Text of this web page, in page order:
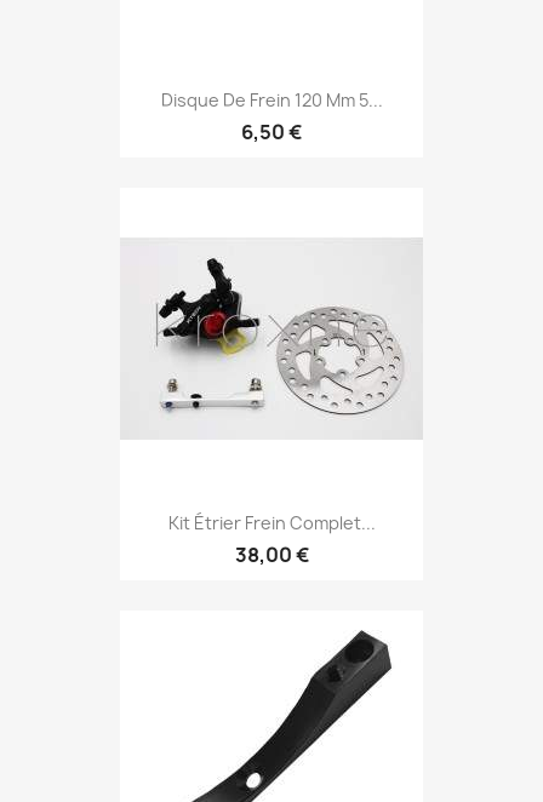
Disque De Frein 120 Mm 5...
6,50 €
Kit Étrier Frein Complet...
38,00 €